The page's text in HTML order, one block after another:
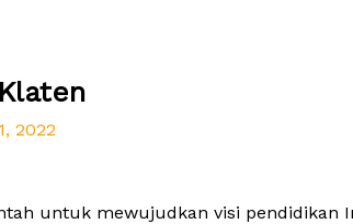
2022
untuk mewujudkan visi